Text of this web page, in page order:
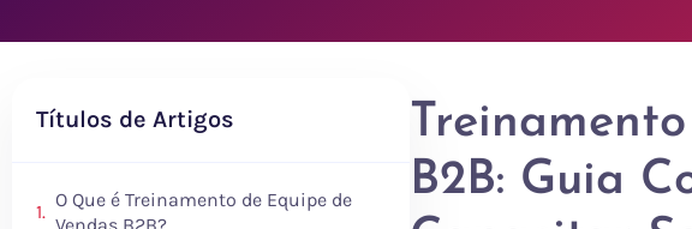
Títulos de Artigos
O Que é Treinamento de Equipe de
Vendas B2B?
B2B: Guia